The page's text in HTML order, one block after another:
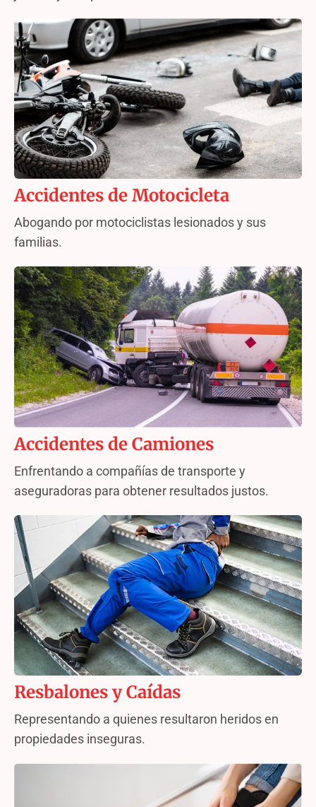
Accidentes de Motocicleta
Abogando por motociclistas lesionados y sus
familias.
Accidentes de Camiones
Enfrentando a compañías de transporte y
aseguradoras para obtener resultados justos.
Resbalones y Caídas
Representando a quienes resultaron heridos en
propiedades inseguras.